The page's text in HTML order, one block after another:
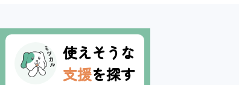
使えそうな
支援を探す